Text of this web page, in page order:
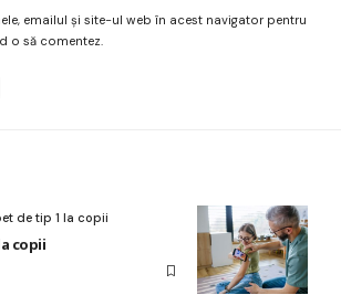
emailul și site-ul web în acest navigator pentru
o să comentez.
de tip 1 la copii
copii